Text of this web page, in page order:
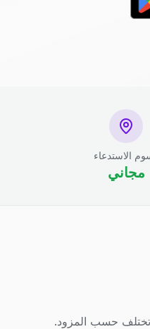
الاستدعاء
مجاني
تختلف حسب المزود.